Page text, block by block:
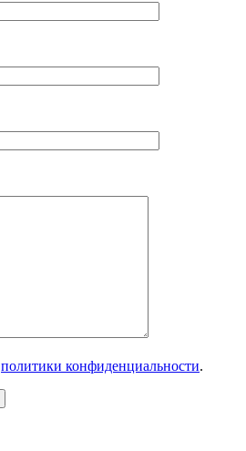
политики конфиденциальности.